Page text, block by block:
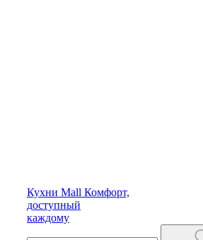
Кухни Mall Комфорт,
доступный
каждому